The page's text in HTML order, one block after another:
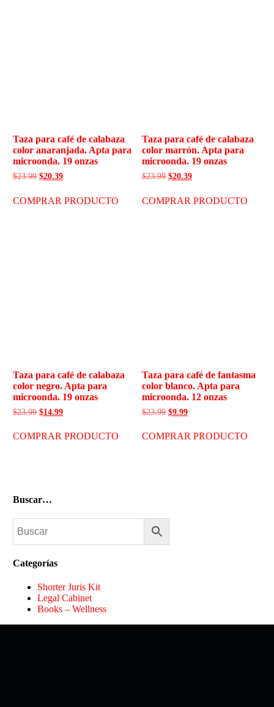
Taza para café de calabaza
color anaranjada. Apta para
microonda. 19 onzas
$23.99 $20.39
COMPRAR PRODUCTO
Taza para café de calabaza
color marrón. Apta para
microonda. 19 onzas
$23.99 $20.39
COMPRAR PRODUCTO
Taza para café de calabaza
color negro. Apta para
microonda. 19 onzas
$23.99 $14.99
COMPRAR PRODUCTO
Taza para café de fantasma
color blanco. Apta para
microonda. 12 onzas
$23.99 $9.99
COMPRAR PRODUCTO
Buscar…
Categorías
Shorter Juris Kit
Legal Cabinet
Books – Wellness